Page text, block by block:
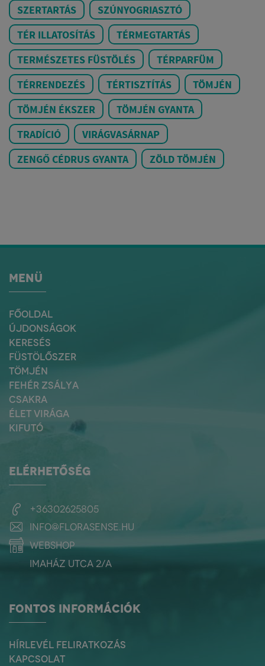
SZERTARTÁS
SZÚNYOGRIASZTÓ
TÉR ILLATOSÍTÁS
TÉRMEGTARTÁS
TERMÉSZETES FÜSTÖLÉS
TÉRPARFÜM
TÉRRENDEZÉS
TÉRTISZTÍTÁS
TÖMJÉN
TÖMJÉN ÉKSZER
TÖMJÉN GYANTA
TRADÍCIÓ
VIRÁGVASÁRNAP
ZENGŐ CÉDRUS GYANTA
ZÖLD TÖMJÉN
MENÜ
FŐOLDAL
ÚJDONSÁGOK
KERESÉS
FÜSTÖLŐSZER
TÖMJÉN
FEHÉR ZSÁLYA
CSAKRA
ÉLET VIRÁGA
KIFUTÓ
ELÉRHETŐSÉG
+36302625805
info@florasense.hu
webshop
Imaház utca 2/a
FONTOS INFORMÁCIÓK
HÍRLEVÉL FELIRATKOZÁS
KAPCSOLAT